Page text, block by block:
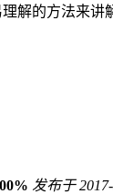
解的方法来讲
发布于